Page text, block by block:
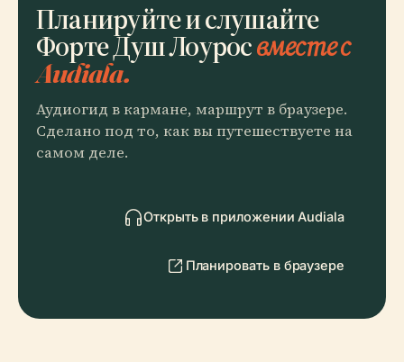
Планируйте и слушайте
Форте Душ Лоуросвместе с
Audiala.
Аудиогид в кармане, маршрут в браузере.
Сделано под то, как вы путешествуете на
самом деле.
Открыть в приложении Audiala
Планировать в браузере